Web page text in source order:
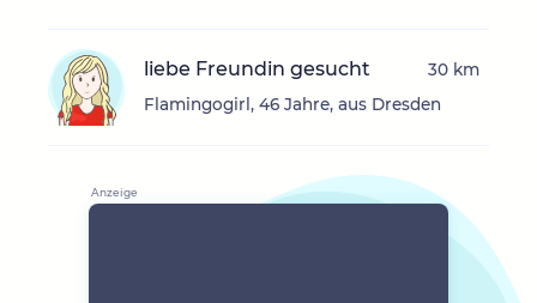
liebe Freundin gesucht
Flamingogirl, 46 Jahre, aus Dresden
30 km